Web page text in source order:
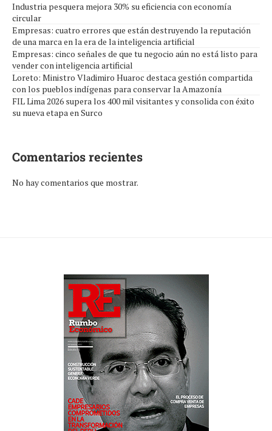
Industria pesquera mejora 30% su eficiencia con economía
circular
Empresas: cuatro errores que están destruyendo la reputación
de una marca en la era de la inteligencia artificial
Empresas: cinco señales de que tu negocio aún no está listo para
vender con inteligencia artificial
Loreto: Ministro Vladimiro Huaroc destaca gestión compartida
con los pueblos indígenas para conservar la Amazonía
FIL Lima 2026 supera los 400 mil visitantes y consolida con éxito
su nueva etapa en Surco
Comentarios recientes
No hay comentarios que mostrar.